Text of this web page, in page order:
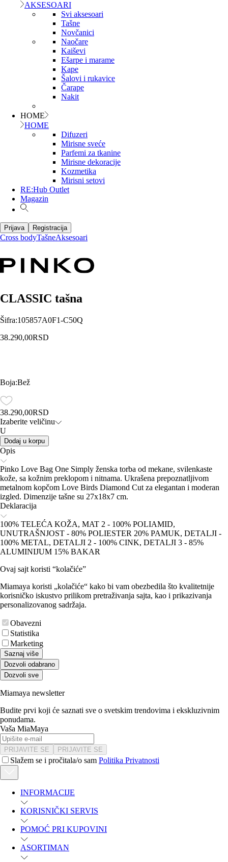
AKSESOARI
Svi aksesoari
Tašne
Novčanici
Naočare
Kaiševi
Ešarpe i marame
Kape
Šalovi i rukavice
Čarape
Nakit
HOME
HOME
Difuzeri
Mirisne sveće
Parfemi za tkanine
Mirisne dekoracije
Kozmetika
Mirisni setovi
RE:Hub Outlet
Magazin
Prijava Registracija
Cross bodyTašneAksesoari
CLASSIC tašna
Šifra:105857A0F1-C50Q
38.290,00RSD
Boja:Bež
38.290,00RSD
Izaberite veličinu
U
Dodaj u korpu
Opis
Pinko Love Bag One Simply ženska torba od mekane, svilenkaste
kože, sa kožnim preklopom i nitnama. Ukrašena prepoznatljivom
metalnom kopčom Love Birds Diamond Cut za elegantan i moderan
izgled. Dimenzije tašne su 27x18x7 cm.
Deklaracija
100% TELEĆA KOŽA, MAT 2 - 100% POLIAMID,
UNUTRAŠNJOST - 80% POLIESTER 20% PAMUK, DETALJI -
100% METAL, DETALJI 2 - 100% CINK, DETALJI 3 - 85%
ALUMINIJUM 15% BAKAR
Ovaj sajt koristi “kolačiće”
Miamaya koristi „kolačiće“ kako bi vam obezbedila što kvalitetnije
korisničko iskustvo prilikom pretraživanja sajta, kao i prikazivanja
personalizovanog sadržaja.
Obavezni
Statistika
Marketing
Saznaj više
Dozvoli odabrano
Dozvoli sve
Miamaya newsletter
Budite prvi koji će saznati sve o svetskim trendovima i ekskluzivnim
ponudama.
Vaša MiaMaya
PRIJAVITE SE PRIJAVITE SE
Slažem se i pročitala/o sam Politika Privatnosti
INFORMACIJE
KORISNIČKI SERVIS
POMOĆ PRI KUPOVINI
ASORTIMAN